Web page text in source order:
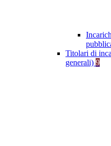
Titolari di
generali) 9